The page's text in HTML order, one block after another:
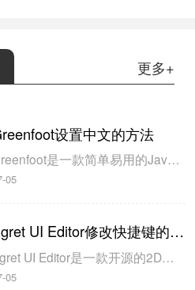
更多+
设置中文的方法
Greenfoot是一款简单易用的Java开发环境，该软件界面清爽简约，既可以作为一个开发框使用，也能够作为集成开发环境使用，操作起来十分简单。这款软件支持多种语言，但是默认的语言是英文，因此将该软件下载到电脑上的时候，会发现软件的界面语言是英文版本的，这对于英语基础较差的朋友来说，使用这款软件就会...
05
Egret UI Editor修改快捷键的方法
Egret UI Editor是一款开源的2D游戏开发代码编辑软件，其主要功能是针对Egret项目中的Exml皮肤文件进行可视化编辑，功能十分强大。我们在使用这款软件的过程中，可以将一些常用操作设置快捷键，这样就可以简化编程，从而提高代码编辑的工作效率。但是这款软件在日常生活中使用得不多，并且专业性...
05